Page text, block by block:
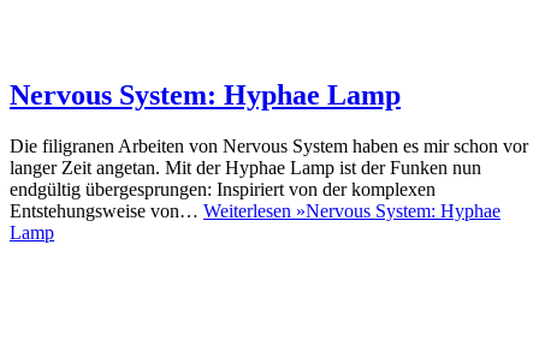
Nervous System: Hyphae Lamp
Die filigranen Arbeiten von Nervous System haben es mir schon vor
langer Zeit angetan. Mit der Hyphae Lamp ist der Funken nun
endgültig übergesprungen: Inspiriert von der komplexen
Entstehungsweise von… Weiterlesen »Nervous System: Hyphae
Lamp